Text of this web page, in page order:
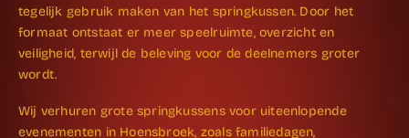
tegelijk gebruik maken van het springkussen. Door het
formaat ontstaat er meer speelruimte, overzicht en
veiligheid, terwijl de beleving voor de deelnemers groter
wordt.
Wij verhuren grote springkussens voor uiteenlopende
evenementen in Hoensbroek, zoals familiedagen,